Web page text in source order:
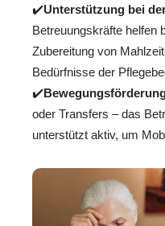
✔️Unterstützung bei
Betreuungskräfte helfen
Zubereitung von
Bedürfnisse der
✔️
oder Transfers – das
unterstützt aktiv, um